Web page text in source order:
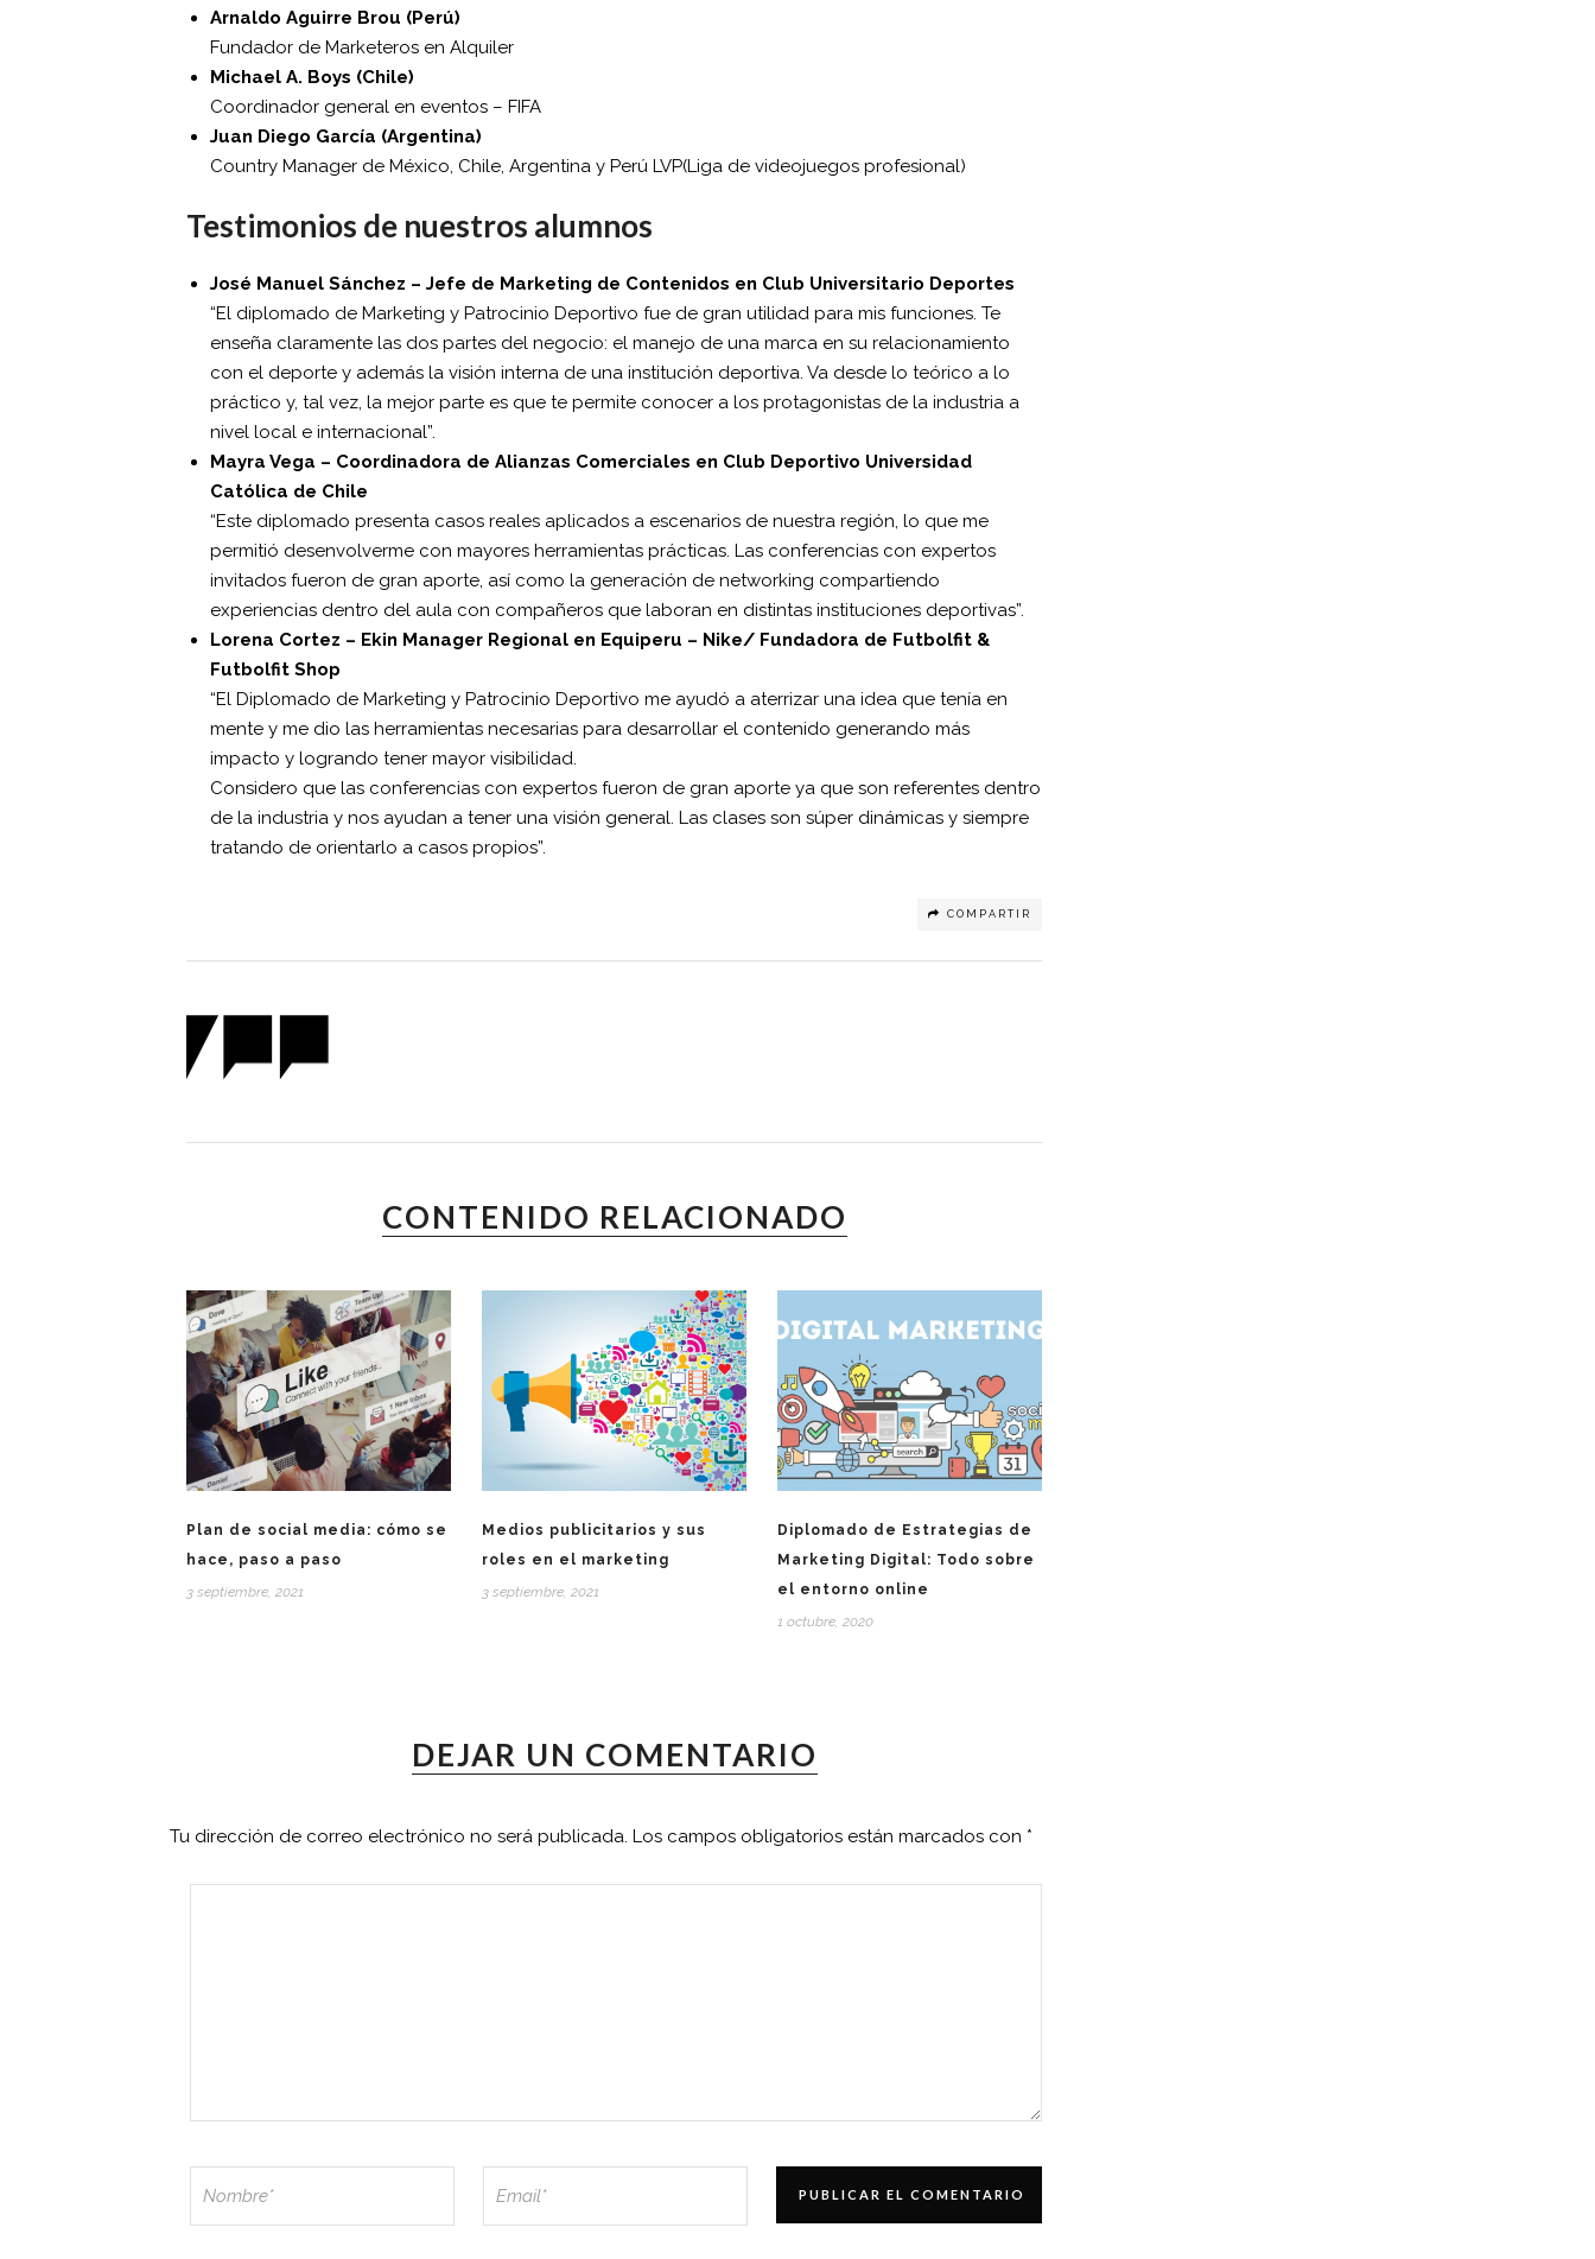
Arnaldo Aguirre Brou (Perú)
Fundador de Marketeros en Alquiler
Michael A. Boys (Chile)
Coordinador general en eventos – FIFA
Juan Diego García (Argentina)
Country Manager de México, Chile, Argentina y Perú LVP(Liga de videojuegos profesional)
Testimonios de nuestros alumnos
José Manuel Sánchez – Jefe de Marketing de Contenidos en Club Universitario Deportes
“El diplomado de Marketing y Patrocinio Deportivo fue de gran utilidad para mis funciones. Te
enseña claramente las dos partes del negocio: el manejo de una marca en su relacionamiento
con el deporte y además la visión interna de una institución deportiva. Va desde lo teórico a lo
práctico y, tal vez, la mejor parte es que te permite conocer a los protagonistas de la industria a
nivel local e internacional”.
Mayra Vega – Coordinadora de Alianzas Comerciales en Club Deportivo Universidad
Católica de Chile
“Este diplomado presenta casos reales aplicados a escenarios de nuestra región, lo que me
permitió desenvolverme con mayores herramientas prácticas. Las conferencias con expertos
invitados fueron de gran aporte, así como la generación de networking compartiendo
experiencias dentro del aula con compañeros que laboran en distintas instituciones deportivas”.
Lorena Cortez – Ekin Manager Regional en Equiperu – Nike/ Fundadora de Futbolfit &
Futbolfit Shop
“El Diplomado de Marketing y Patrocinio Deportivo me ayudó a aterrizar una idea que tenía en
mente y me dio las herramientas necesarias para desarrollar el contenido generando más
impacto y logrando tener mayor visibilidad.
Considero que las conferencias con expertos fueron de gran aporte ya que son referentes dentro
de la industria y nos ayudan a tener una visión general. Las clases son súper dinámicas y siempre
tratando de orientarlo a casos propios”.
COMPARTIR
CONTENIDO RELACIONADO
Plan de social media: cómo se
hace, paso a paso
3 septiembre, 2021
Medios publicitarios y sus
roles en el marketing
3 septiembre, 2021
Diplomado de Estrategias de
Marketing Digital: Todo sobre
el entorno online
1 octubre, 2020
DEJAR UN COMENTARIO
Tu dirección de correo electrónico no será publicada. Los campos obligatorios están marcados con *